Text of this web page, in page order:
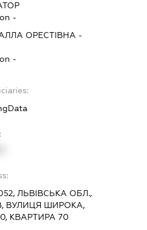
-
ОРЕСТІВНА -
-
ЛЬВІВСЬКА ОБЛ.,
ВУЛИЦЯ ШИРОКА,
КВАРТИРА 70